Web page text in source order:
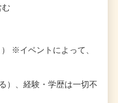
む
※イベントによって、
）、経験・学歴は一切不